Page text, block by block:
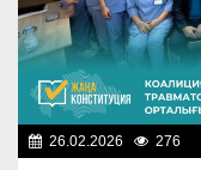
26.02.2026 276